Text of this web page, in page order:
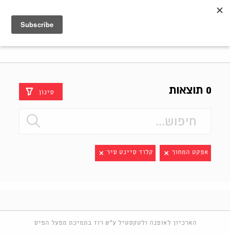
0 תוצאות סינון
אפקט המחוך קלוד סיינט סיר
הארכיון לאופנה ולטקסטיל ע"ש רוז בתמיכת מפעל הפיס